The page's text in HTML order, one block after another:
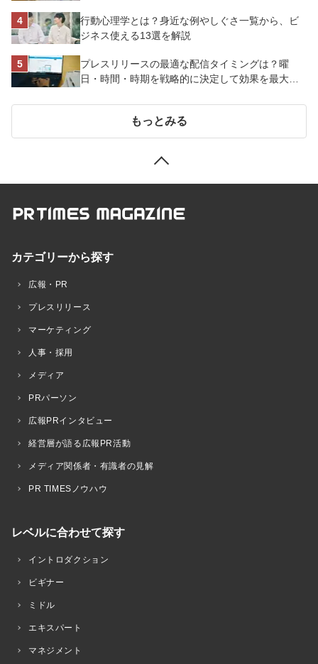
行動心理学とは？身近な例やしぐさ一覧から、ビ
ジネス使える13選を解説
プレスリリースの最適な配信タイミングは？曜
日・時間・時期を戦略的に決定して効果を最大化
もっとみる
カテゴリーから探す
広報・PR
プレスリリース
マーケティング
人事・採用
メディア
PRパーソン
広報PRインタビュー
経営層が語る広報PR活動
メディア関係者・有識者の見解
PR TIMESノウハウ
レベルに合わせて探す
イントロダクション
ビギナー
ミドル
エキスパート
マネジメント